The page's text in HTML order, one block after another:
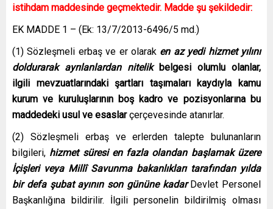
istihdam maddesinde geçmektedir. Madde şu şekildedir:
EK MADDE 1 – (Ek: 13/7/2013-6496/5 md.)
(1) Sözleşmeli erbaş ve er olarak en az yedi hizmet yılını
doldurarak ayrılanlardan nitelikbelgesi olumlu olanlar,
ilgili mevzuatlarındaki şartları taşımaları kaydıyla kamu
kurum ve kuruluşlarının boş kadro ve pozisyonlarına bu
maddedeki usul ve esaslarçerçevesinde atanırlar.
(2) Sözleşmeli erbaş ve erlerden talepte bulunanların
bilgileri, hizmet süresi en fazla olandan başlamak üzere
İçişleri veya Millî Savunma bakanlıkları tarafından yılda
bir defa şubat ayının son gününe kadarDevlet Personel
Başkanlığına bildirilir. İlgili personelin bildirilmiş olması